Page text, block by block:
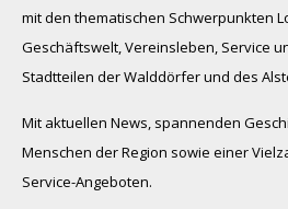
mit den thematischen Schwerpunkten
Geschäftswelt, Vereinsleben, Service
Stadtteilen der Walddörfer und des
Mit aktuellen News, spannenden
Menschen der Region sowie einer
Service-Angeboten.